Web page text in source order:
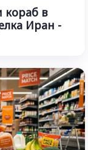
кораб в
Иран -